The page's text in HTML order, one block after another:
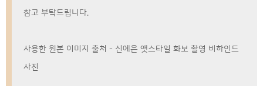
참고 부탁드립니다.
사용한 원본 이미지 출처 - 신예은 앳스타일 화보 촬영 비하인드
사진